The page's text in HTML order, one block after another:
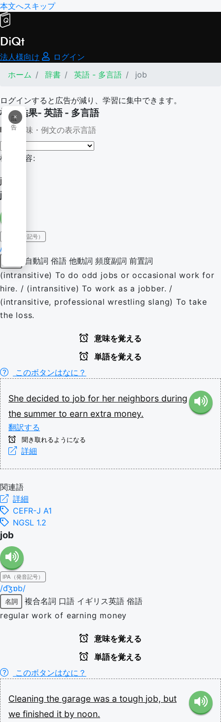
本文へスキップ
DiQt
法人様向け
ログイン
ホーム
辞書 英語 - 多言語 job
ログインすると広告が減り、学習に集中できます。
×
広
告
検索結果- 英語 - 多言語
意味・例文の表示言語
検索内容:
job
job
IPA（発音記号）
/d͡ʒɒb/
自動詞 俗語 他動詞 頻度副詞 前置詞
(intransitive) To do odd jobs or occasional work for
hire. / (intransitive) To work as a jobber. /
(intransitive, professional wrestling slang) To take
the loss.
意味を覚える
単語を覚える
このボタンはなに？
She decided to job for her neighbors during
the summer to earn extra money.
翻訳する
聞き取れるようになる
詳細
関連語
詳細
CEFR-J A1
NGSL 1.2
job
IPA（発音記号）
/d͡ʒɒb/
名詞 複合名詞 口語 イギリス英語 俗語
regular work of earning money
意味を覚える
単語を覚える
このボタンはなに？
Cleaning the garage was a tough job, but
we finished it by noon.